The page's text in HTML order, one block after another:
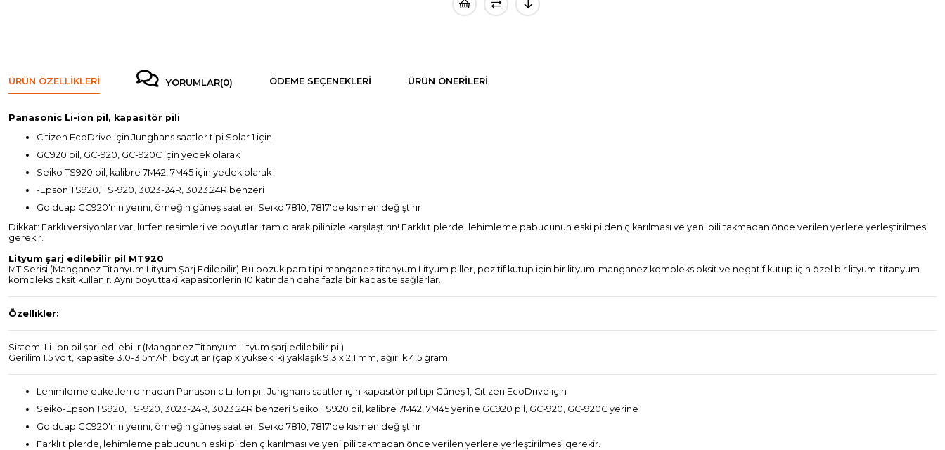
ÜRÜN ÖZELLIKLERI YORUMLAR(0) ÖDEME SEÇENEKLERI ÜRÜN ÖNERILERI
Panasonic Li-ion pil, kapasitör pili
Citizen EcoDrive için Junghans saatler tipi Solar 1 için
GC920 pil, GC-920, GC-920C için yedek olarak
Seiko TS920 pil, kalibre 7M42, 7M45 için yedek olarak
-Epson TS920, TS-920, 3023-24R, 3023.24R benzeri
Goldcap GC920'nin yerini, örneğin güneş saatleri Seiko 7810, 7817'de kısmen değiştirir
Dikkat: Farklı versiyonlar var, lütfen resimleri ve boyutları tam olarak pilinizle karşılaştırın! Farklı tiplerde, lehimleme pabucunun eski pilden çıkarılması ve yeni pili takmadan önce verilen yerlere yerleştirilmesi
gerekir.
Lityum şarj edilebilir pil MT920
MT Serisi (Manganez Titanyum Lityum Şarj Edilebilir) Bu bozuk para tipi manganez titanyum Lityum piller, pozitif kutup için bir lityum-manganez kompleks oksit ve negatif kutup için özel bir lityum-titanyum
kompleks oksit kullanır. Aynı boyuttaki kapasitörlerin 10 katından daha fazla bir kapasite sağlarlar.
Özellikler:
Sistem: Li-ion pil şarj edilebilir (Manganez Titanyum Lityum şarj edilebilir pil)
Gerilim 1.5 volt, kapasite 3.0-3.5mAh, boyutlar (çap x yükseklik) yaklaşık 9,3 x 2,1 mm, ağırlık 4,5 gram
Lehimleme etiketleri olmadan Panasonic Li-Ion pil, Junghans saatler için kapasitör pil tipi Güneş 1, Citizen EcoDrive için
Seiko-Epson TS920, TS-920, 3023-24R, 3023.24R benzeri Seiko TS920 pil, kalibre 7M42, 7M45 yerine GC920 pil, GC-920, GC-920C yerine
Goldcap GC920'nin yerini, örneğin güneş saatleri Seiko 7810, 7817'de kısmen değiştirir
Farklı tiplerde, lehimleme pabucunun eski pilden çıkarılması ve yeni pili takmadan önce verilen yerlere yerleştirilmesi gerekir.